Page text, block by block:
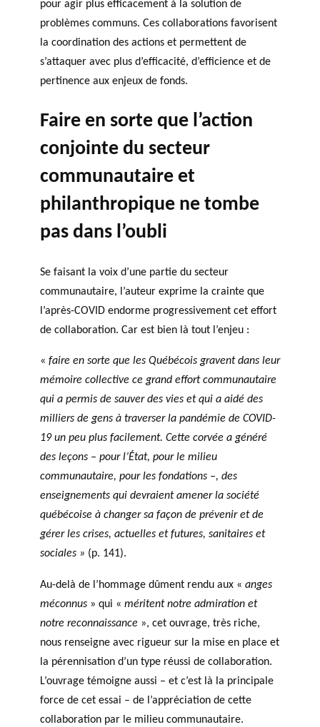
pour agir plus efficacement à la solution de
problèmes communs. Ces collaborations favorisent
la coordination des actions et permettent de
s’attaquer avec plus d’efficacité, d’efficience et de
pertinence aux enjeux de fonds.
Faire en sorte que l’action
conjointe du secteur
communautaire et
philanthropique ne tombe
pas dans l’oubli
Se faisant la voix d’une partie du secteur
communautaire, l’auteur exprime la crainte que
l’après-COVID endorme progressivement cet effort
de collaboration. Car est bien là tout l’enjeu :
« faire en sorte que les Québécois gravent dans leur
mémoire collective ce grand effort communautaire
qui a permis de sauver des vies et qui a aidé des
milliers de gens à traverser la pandémie de COVID-
19 un peu plus facilement. Cette corvée a généré
des leçons – pour l’État, pour le milieu
communautaire, pour les fondations –, des
enseignements qui devraient amener la société
québécoise à changer sa façon de prévenir et de
gérer les crises, actuelles et futures, sanitaires et
sociales » (p. 141).
Au-delà de l’hommage dûment rendu aux « anges
méconnus » qui « méritent notre admiration et
notre reconnaissance », cet ouvrage, très riche,
nous renseigne avec rigueur sur la mise en place et
la pérennisation d’un type réussi de collaboration.
L’ouvrage témoigne aussi – et c’est là la principale
force de cet essai – de l’appréciation de cette
collaboration par le milieu communautaire.